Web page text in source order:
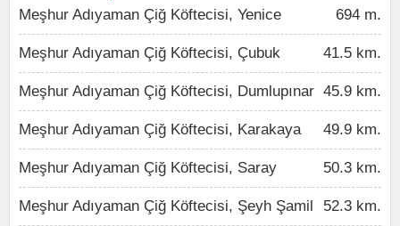
Meşhur Adıyaman Çiğ Köftecisi, Yenice 694 m.
Meşhur Adıyaman Çiğ Köftecisi, Çubuk 41.5 km.
Meşhur Adıyaman Çiğ Köftecisi, Dumlupınar 45.9 km.
Meşhur Adıyaman Çiğ Köftecisi, Karakaya 49.9 km.
Meşhur Adıyaman Çiğ Köftecisi, Saray 50.3 km.
Meşhur Adıyaman Çiğ Köftecisi, Şeyh Şamil 52.3 km.